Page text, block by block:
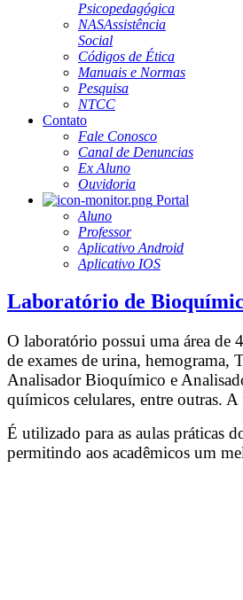
Psicopedagógica
NASAssistência
Social
Códigos de Ética
Manuais e Normas
Pesquisa
NTCC
Contato
Fale Conosco
Canal de Denuncias
Ex Aluno
Ouvidoria
Portal
Aluno
Professor
Aplicativo Android
Aplicativo IOS
Laboratório de
O laboratório possui uma área de
de exames de urina, hemograma,
Analisador Bioquímico e
químicos celulares, entre outras.
É utilizado para as aulas práticas
permitindo aos acadêmicos um